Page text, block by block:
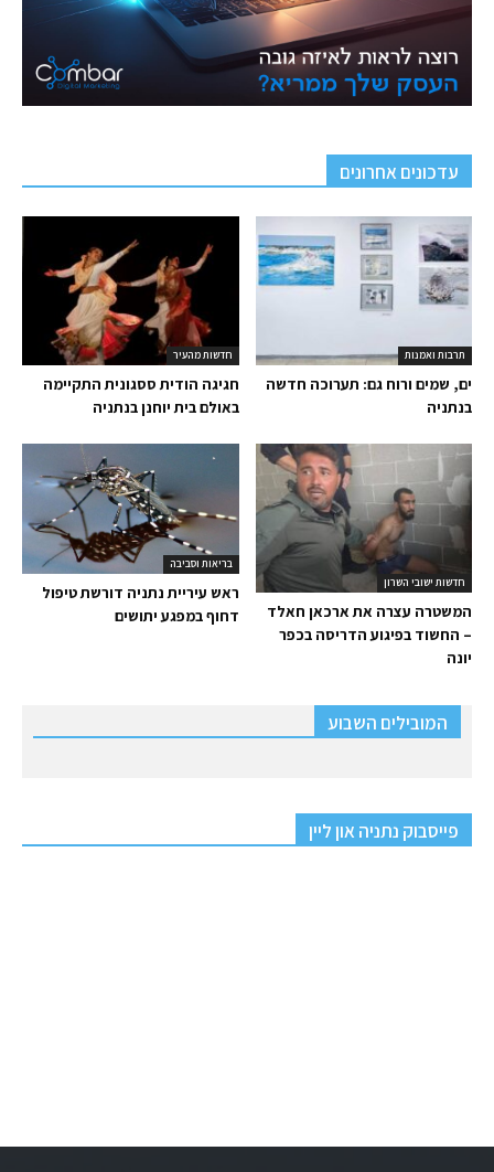
עדכונים אחרונים
חדשות מהעיר
חגיגה הודית ססגונית התקיימה
באולם בית יוחנן בנתניה
תרבות ואמנות
ים, שמים ורוח גם: תערוכה חדשה
בנתניה
בריאות וסביבה
ראש עיריית נתניה דורשת טיפול
דחוף במפגע יתושים
חדשות ישובי השרון
המשטרה עצרה את ארכאן חאלד
– החשוד בפיגוע הדריסה בכפר
יונה
המובילים השבוע
פייסבוק נתניה און ליין